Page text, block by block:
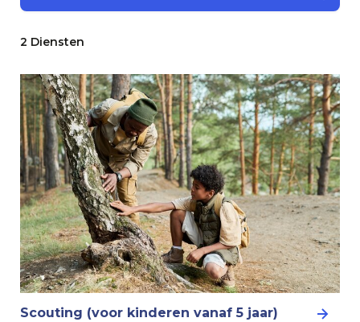
2 Diensten
Scouting (voor kinderen vanaf 5 jaar)